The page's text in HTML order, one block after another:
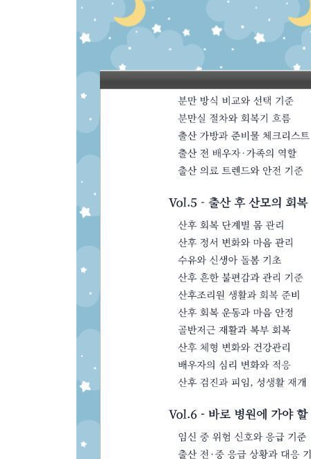
임신, 출산, 산후 체크리스트
임신, 출산, 산후 핵심 용어
자료 출처